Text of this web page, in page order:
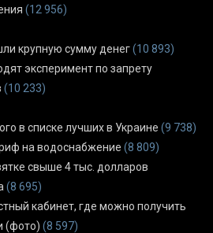
(12 956)
крупную сумму денег(10 893)
эксперимент по запрету
(10 233)
в списке лучших в Украине (9 738)
на водоснабжение (8 809)
свыше 4 тыс. долларов
(8 695)
кабинет, где можно получить
(фото) (8 597)